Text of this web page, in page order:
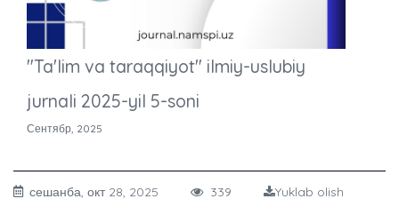
"Ta'lim va taraqqiyot" ilmiy-uslubiy
jurnali 2025-yil 5-soni
Сентябр, 2025
сешанба, окт 28, 2025 339 Yuklab olish